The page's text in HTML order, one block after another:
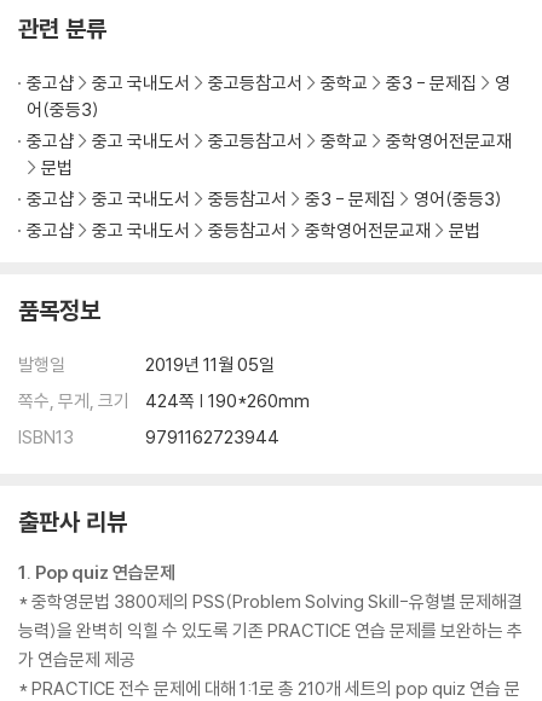
Chapter 14 관계사
Chapter 16 전치사
Chapter 18 특수구문 & 속담
관련 분류
중고샵 중고 국내도서 중고등참고서 중학교 중3 - 문제집
영
어(중등3)
중고샵
중고 국내도서 중고등참고서 중학교
중학영어전문교재
문법
중고샵
중고 국내도서 중등참고서 중3 - 문제집
영어(중등3)
중고샵
중고 국내도서 중등참고서 중학영어전문교재 문법
품목정보
발행일
2019년 11월 05일
쪽수, 무게, 크기
424쪽 | 190*260mm
ISBN13
9791162723944
출판사 리뷰
1. Pop quiz 연습문제
* 중학영문법 3800제의 PSS(Problem Solving Skill-유형별 문제해결
능력)을 완벽히 익힐 수 있도록 기존 PRACTICE 연습 문제를 보완하는 추
가 연습문제 제공
* PRACTICE 전수 문제에 대해 1:1로 총 210개 세트의 pop quiz 연습 문